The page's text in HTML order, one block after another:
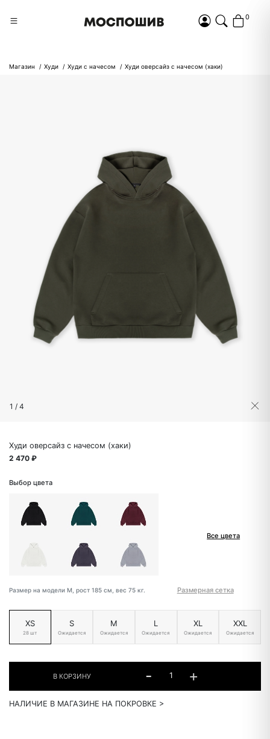
0
Магазин Худи Худи с начесом Худи оверсайз с начесом (хаки)
1 / 4
Худи оверсайз с начесом (хаки)
2 470 ₽
Выбор цвета
Все цвета
Размер на модели М, рост 185 см, вес 75 кг. Размерная сетка
XS
28 шт
S
Ожидается
M
Ожидается
L
Ожидается
XL
Ожидается
XXL
Ожидается
НАЛИЧИЕ В МАГАЗИНЕ НА ПОКРОВКЕ >